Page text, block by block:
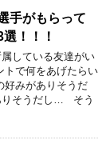
手がもらって
！！！
している友達がい
トで何をあげたらい
みがありそうだ
りそうだし… そう